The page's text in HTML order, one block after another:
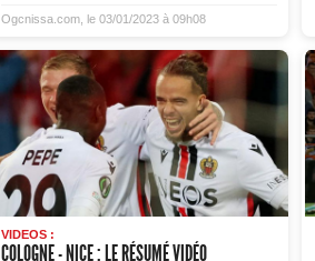
Ogcnissa.com, le 03/01/2023 à 09h08
VIDEOS :
COLOGNE - NICE : LE RÉSUMÉ VIDÉO